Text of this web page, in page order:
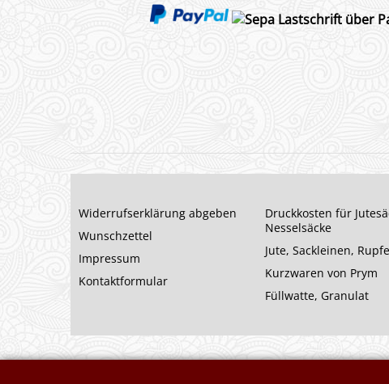
Widerrufserklärung abgeben
Wunschzettel
Impressum
Kontaktformular
Druckkosten für
Nesselsäcke
Jute, Sackleinen,
Kurzwaren von Prym
Füllwatte, Granulat